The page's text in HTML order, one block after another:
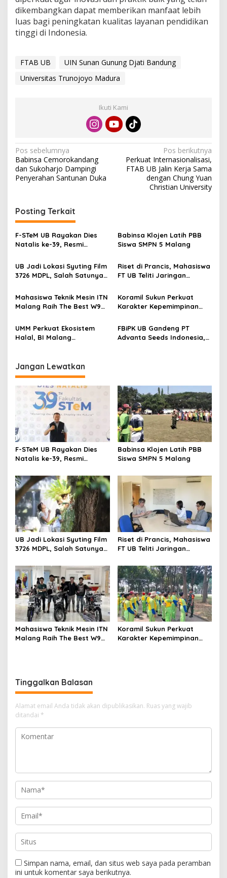
dikembangkan dapat memberikan manfaat lebih
luas bagi peningkatan kualitas layanan pendidikan
tinggi di Indonesia.
FTAB UB
UIN Sunan Gunung Djati Bandung
Universitas Trunojoyo Madura
Ikuti Kami
N
a
v
g
a
s
p
o
s
Pos sebelumnya
Babinsa Cemorokandang
dan Sukoharjo Dampingi
Penyerahan Santunan Duka
Pos berikutnya
Perkuat Internasionalisasi,
FTAB UB Jalin Kerja Sama
dengan Chung Yuan
Christian University
Posting Terkait
F-STeM UB Rayakan Dies
Natalis ke-39, Resmi
Menuju Era Sains dan
Teknologi
Babinsa Klojen Latih PBB
Siswa SMPN 5 Malang
UB Jadi Lokasi Syuting Film
3726 MDPL, Salah Satunya
Riset di Prancis, Mahasiswa
FT UB Teliti Jaringan
Hadapi Perubahan Iklim
Mahasiswa Teknik Mesin ITN
Malang Raih The Best W9
Vol 3
Koramil Sukun Perkuat
Karakter Kepemimpinan
Lewat LDKS
UMM Perkuat Ekosistem
Halal, BI Malang
FBiPK UB Gandeng PT
Advanta Seeds Indonesia,
Jangan Lewatkan
F-STeM UB Rayakan Dies
Natalis ke-39, Resmi
Menuju Era Sains dan
Teknologi
Babinsa Klojen Latih PBB
Siswa SMPN 5 Malang
UB Jadi Lokasi Syuting Film
3726 MDPL, Salah Satunya
Riset di Prancis, Mahasiswa
FT UB Teliti Jaringan
Hadapi Perubahan Iklim
Mahasiswa Teknik Mesin ITN
Malang Raih The Best W9
Koramil Sukun Perkuat
Karakter Kepemimpinan
Tinggalkan Balasan
Alamat email Anda tidak akan dipublikasikan. Ruas yang wajib
ditandai *
Simpan nama, email, dan situs web saya pada peramban
ini untuk komentar saya berikutnya.